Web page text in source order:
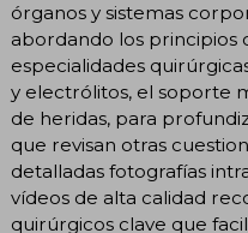
órganos y sistemas
abordando los principios
especialidades
y electrólitos, el soporte
de heridas, para
que revisan otras
detalladas fotografías
vídeos de alta calidad
quirúrgicos clave que